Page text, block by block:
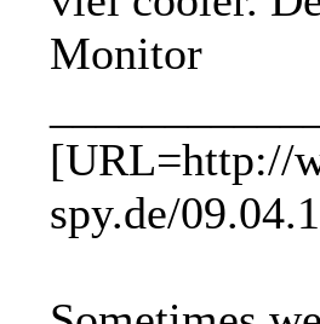
Monitor
[URL=http://
spy.de/